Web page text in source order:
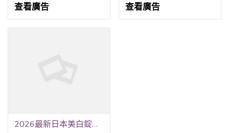
查看廣告 查看廣告
2026最新日本美白錠推薦：打擊黑色素，養成透亮發光肌！